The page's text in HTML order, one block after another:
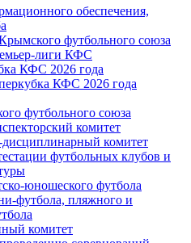
обеспечения,
футбольного союза
лиги КФС
КФС 2026 года
КФС 2026 года
футбольного союза
комитет
комитет
футбольных клубов и
юношеского футбола
футбола, пляжного и
комитет